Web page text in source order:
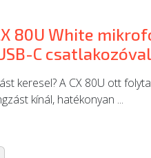
80U White
C csatlakozóval
keresel? A CX 80U ott
kínál, hatékonyan ...